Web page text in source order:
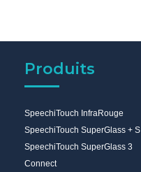
Produits
SpeechiTouch InfraRouge
SpeechiTouch SuperGlass + S
SpeechiTouch SuperGlass 3
Connect